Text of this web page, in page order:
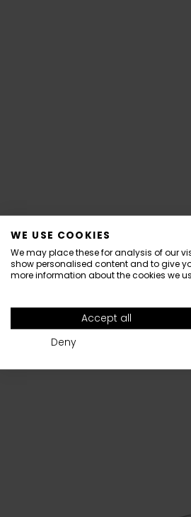
WE USE COOKIES
We may place these for analysis of our
show personalised content and to give
more information about the cookies we
Accept all
Deny